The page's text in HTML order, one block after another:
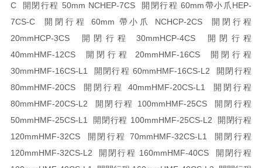
C 開閉行程 50mm NCHEP-7CS 開閉行程 60mm帶小爪 HEP-
7CS-C 開閉行程 60mm 帶小爪 NCHCP-2CS 開閉行程
20mmHCP-3CS 開閉行程 30mmHCP-4CS 開閉行程
40mmHMF-12CS 開閉行程 20mmHMF-16CS 開閉行程
30mmHMF-16CS-L1 開閉行程 60mmHMF-16CS-L2 開閉行程
80mmHMF-20CS 開閉行程 40mmHMF-20CS-L1 開閉行程
80mmHMF-20CS-L2 開閉行程 100mmHMF-25CS 開閉行程
50mmHMF-25CS-L1 開閉行程 100mmHMF-25CS-L2 開閉行程
120mmHMF-32CS 開閉行程 70mmHMF-32CS-L1 開閉行程
120mmHMF-32CS-L2 開閉行程 160mmHMF-40CS 開閉行程